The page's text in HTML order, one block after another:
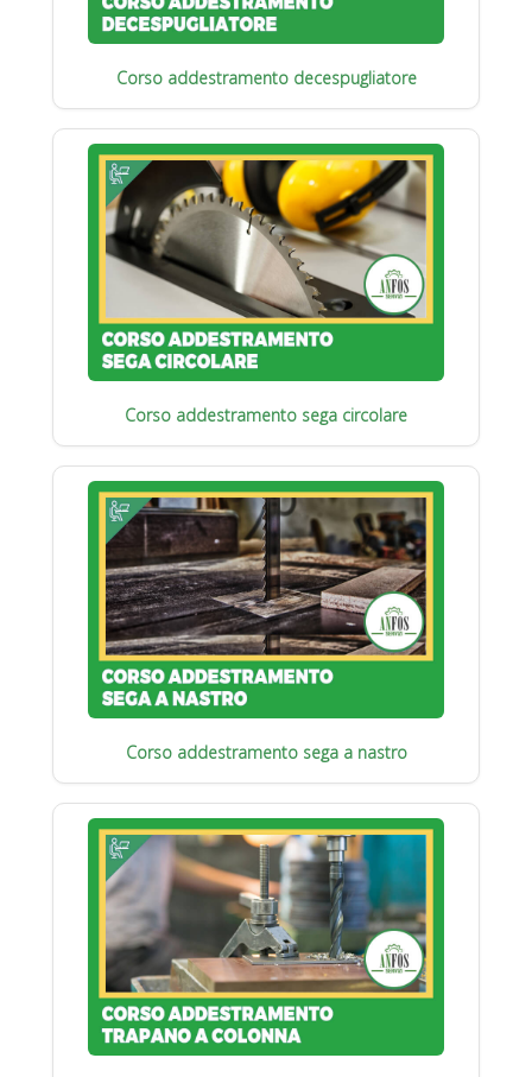
Corso addestramento decespugliatore
Corso addestramento sega circolare
Corso addestramento sega a nastro